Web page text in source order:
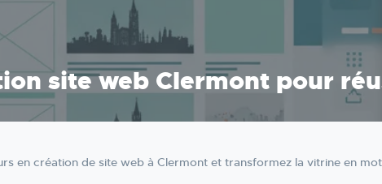
site web Clermont pour
en création de site web à Clermont et transformez la vitrine en